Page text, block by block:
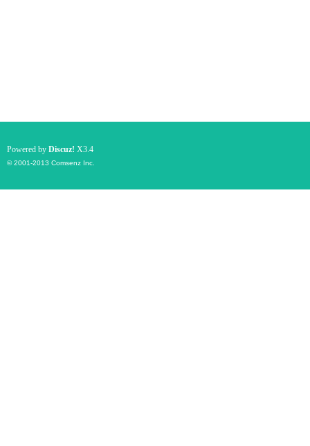
Powered by Discuz! X3.4
© 2001-2013 Comsenz Inc.